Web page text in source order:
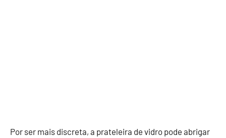
Por ser mais discreta, a prateleira de vidro pode abrigar